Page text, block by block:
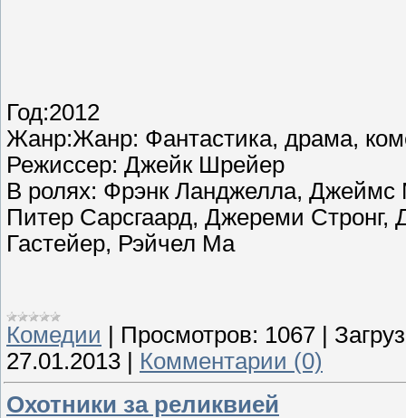
Год:2012
Жанр:Жанр: Фантастика, драма,
Режиссер: Джейк Шрейер
В ролях: Фрэнк Ланджелла,
Питер Сарсгаард, Джереми
Гастейер, Рэйчел Ма
Комедии Просмотров: 1067
27.01.2013
Комментарии (0)
Охотники за реликвией